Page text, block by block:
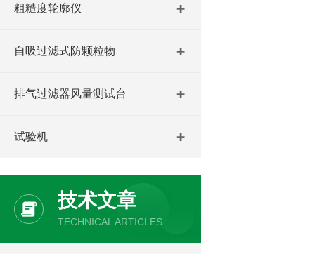
粗糙度轮廓仪
自吸过滤式防颗粒物
排气过滤器风量测试台
试验机
技术文章
TECHNICAL ARTICLES